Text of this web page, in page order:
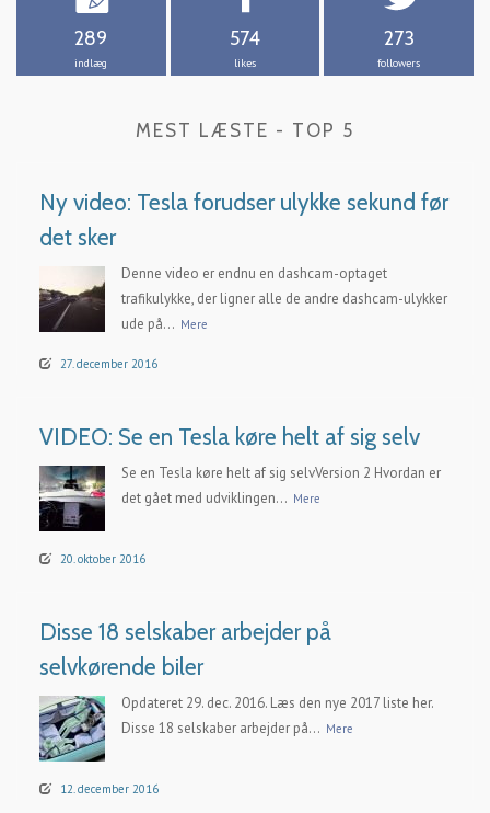
289
indlæg
574
likes
273
followers
MEST LÆSTE - TOP 5
Ny video: Tesla forudser ulykke sekund før
det sker
Denne video er endnu en dashcam-optaget
trafikulykke, der ligner alle de andre dashcam-ulykker
ude på... Mere
27. december 2016
VIDEO: Se en Tesla køre helt af sig selv
Se en Tesla køre helt af sig selvVersion 2 Hvordan er
det gået med udviklingen... Mere
20. oktober 2016
Disse 18 selskaber arbejder på
selvkørende biler
Opdateret 29. dec. 2016. Læs den nye 2017 liste her.
Disse 18 selskaber arbejder på... Mere
12. december 2016